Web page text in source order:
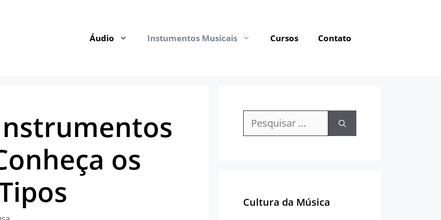
Áudio Instumentos Musicais Cursos Contato
os
Pesquisar
Cultura da Música